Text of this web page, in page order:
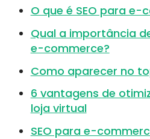
O que é SEO para e-
Qual a importância
e-commerce?
Como aparecer no
6 vantagens de
loja virtual
SEO para e-